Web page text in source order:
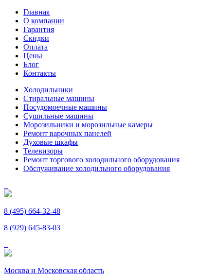
Главная
О компании
Гарантия
Скидки
Оплата
Цены
Блог
Контакты
Холодильники
Стиральные машины
Посудомоечные машины
Сушильные машины
Морозильники и морозильные камеры
Ремонт варочных панелей
Духовые шкафы
Телевизоры
Ремонт торгового холодильного оборудования
Обслуживание холодильного оборудования
8 (495) 664-32-48
8 (929) 645-83-03
Москва и Московская область